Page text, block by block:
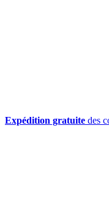
Expédition gratuite des